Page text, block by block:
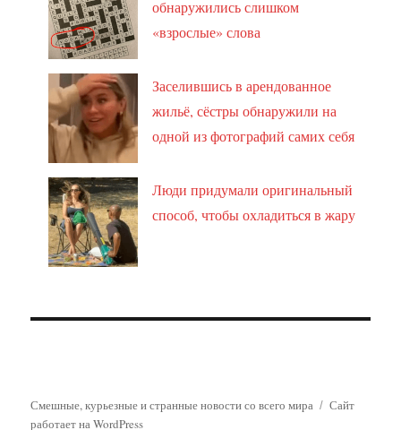
обнаружились слишком
«взрослые» слова
Заселившись в арендованное
жильё, сёстры обнаружили на
одной из фотографий самих себя
Люди придумали оригинальный
способ, чтобы охладиться в жару
Смешные, курьезные и странные новости со всего мира
Сайт
работает на WordPress